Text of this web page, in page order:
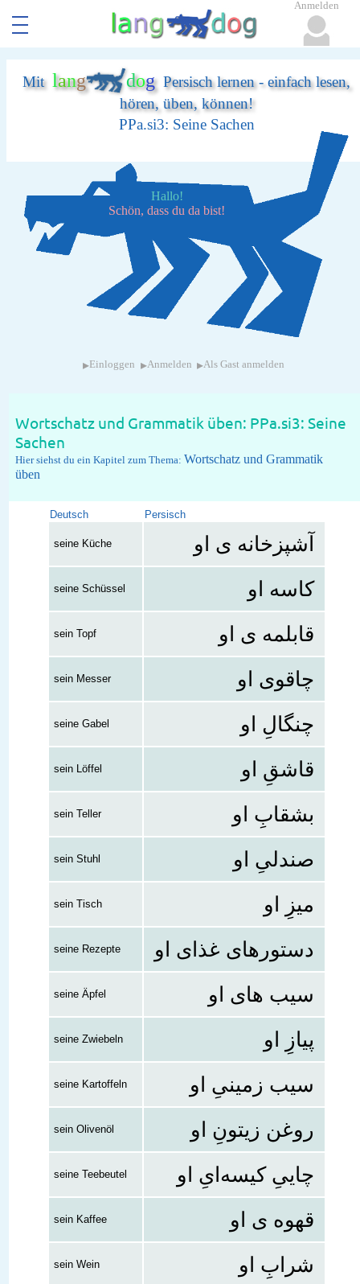
Mit lang dogPersisch lernen - einfach lesen,
hören, üben, können!
PPa.si3: Seine Sachen
Hallo!
Schön, dass du da bist!
▸ Einloggen ▸Anmelden ▸Als Gast anmelden
Wortschatz und Grammatik üben: PPa.si3: Seine
Sachen
Hier siehst du ein Kapitel zum Thema: Wortschatz und Grammatik
üben
Deutsch Persisch
seine Küche آشپزخانه ی او
seine Schüssel کاسه او
sein Topf قابلمه ی او
sein Messer چاقوی او
seine Gabel چنگالِ او
sein Löffel قاشقِ او
sein Teller بشقابِ او
sein Stuhl صندلیِ او
sein Tisch میزِ او
seine Rezepte دستورهای غذای او
seine Äpfel سیب های او
seine Zwiebeln پیازِ او
seine Kartoffeln سیب زمینیِ او
sein Olivenöl روغن زیتونِ او
seine Teebeutel چاییِ کیسه‌ایِ او
sein Kaffee قهوه ی او
sein Wein شرابِ‌ او
Anmelden